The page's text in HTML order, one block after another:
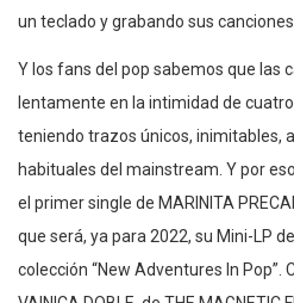
un teclado y grabando sus
Y los fans del pop sabemos que las
lentamente en la intimidad de
teniendo trazos únicos, inimitables,
habituales del mainstream. Y por
el primer single de MARINITA
que será, ya para 2022, su Mini-LP
colección “New Adventures In Pop”.